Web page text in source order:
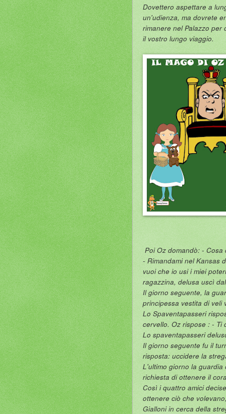
Dovettero aspettare a
un'udienza, ma dovrete
rimanere nel Palazzo per
il vostro lungo viaggio.
Poi Oz domandò: -
- Rimandami nel Kansas
vuoi che io usi i miei
ragazzina, delusa uscì
Il giorno seguente, la
principessa vestita di veli
Lo Spaventapasseri
cervello. Oz rispose : - Ti
Lo spaventapasseri
Il giorno seguente fu il
risposta: uccidere la
L'ultimo giorno la
richiesta di ottenere il
Così i quattro amici
ottenere ciò che
Gialloni in cerca della